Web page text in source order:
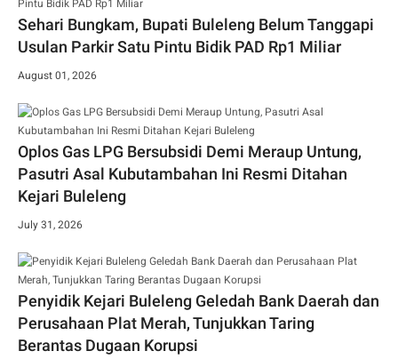
Sehari Bungkam, Bupati Buleleng Belum Tanggapi
Usulan Parkir Satu Pintu Bidik PAD Rp1 Miliar
August 01, 2026
Oplos Gas LPG Bersubsidi Demi Meraup Untung,
Pasutri Asal Kubutambahan Ini Resmi Ditahan
Kejari Buleleng
July 31, 2026
Penyidik Kejari Buleleng Geledah Bank Daerah dan
Perusahaan Plat Merah, Tunjukkan Taring
Berantas Dugaan Korupsi